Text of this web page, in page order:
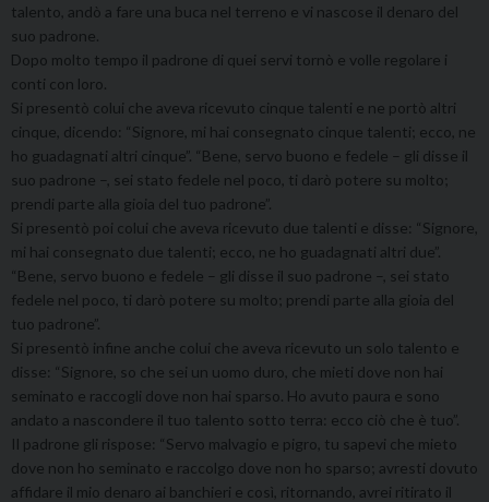
talento, andò a fare una buca nel terreno e vi nascose il denaro del
suo padrone.
Dopo molto tempo il padrone di quei servi tornò e volle regolare i
conti con loro.
Si presentò colui che aveva ricevuto cinque talenti e ne portò altri
cinque, dicendo: “Signore, mi hai consegnato cinque talenti; ecco, ne
ho guadagnati altri cinque”. “Bene, servo buono e fedele – gli disse il
suo padrone –, sei stato fedele nel poco, ti darò potere su molto;
prendi parte alla gioia del tuo padrone”.
Si presentò poi colui che aveva ricevuto due talenti e disse: “Signore,
mi hai consegnato due talenti; ecco, ne ho guadagnati altri due”.
“Bene, servo buono e fedele – gli disse il suo padrone –, sei stato
fedele nel poco, ti darò potere su molto; prendi parte alla gioia del
tuo padrone”.
Si presentò infine anche colui che aveva ricevuto un solo talento e
disse: “Signore, so che sei un uomo duro, che mieti dove non hai
seminato e raccogli dove non hai sparso. Ho avuto paura e sono
andato a nascondere il tuo talento sotto terra: ecco ciò che è tuo”.
Il padrone gli rispose: “Servo malvagio e pigro, tu sapevi che mieto
dove non ho seminato e raccolgo dove non ho sparso; avresti dovuto
affidare il mio denaro ai banchieri e così, ritornando, avrei ritirato il